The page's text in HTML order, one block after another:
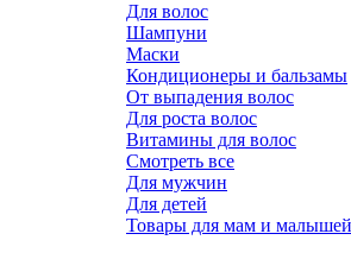
Для волос
Шампуни
Маски
Кондиционеры и бальзамы
От выпадения волос
Для роста волос
Витамины для волос
Смотреть все
Для мужчин
Для детей
Товары для мам и малышей